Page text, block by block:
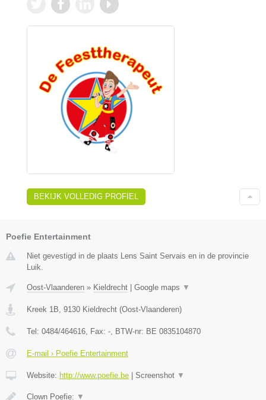
BEKIJK VOLLEDIG PROFIEL
Poefie Entertainment
Niet gevestigd in de plaats Lens Saint Servais en in de provincie
Luik.
Oost-Vlaanderen » Kieldrecht | Google maps ▼
Kreek 1B 9130 Kieldrecht (Oost-Vlaanderen)
Tel: 0484/464616 , Fax: - , BTW-nr: BE 0835104870
E-mail › Poefie Entertainment
Website: http://www.poefie.be | Screenshot ▼
Clown Poefie: ▼